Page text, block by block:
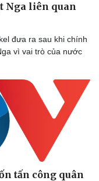
Nga liên quan
đưa ra sau khi chính
vì vai trò của nước
tấn công quân